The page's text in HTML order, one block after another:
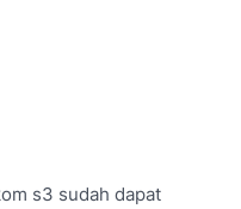
s3 sudah dapat